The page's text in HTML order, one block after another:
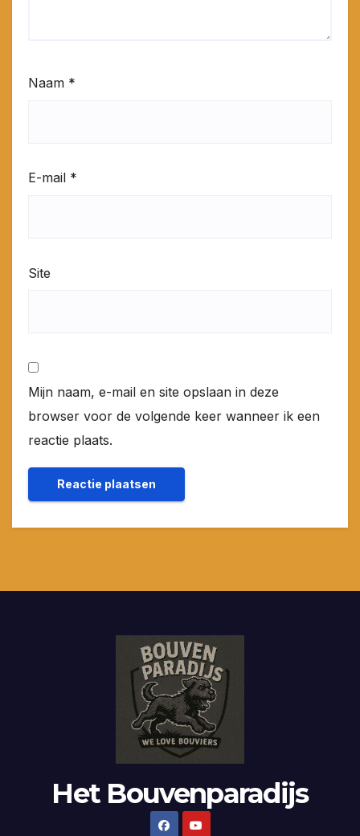
Naam *
E-mail *
Site
Mijn naam, e-mail en site opslaan in deze
browser voor de volgende keer wanneer ik een
reactie plaats.
Het Bouvenparadijs